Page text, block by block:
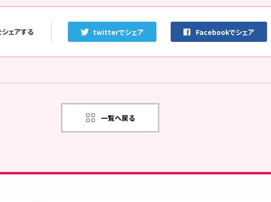
ェアする twitterでシェア Facebookでシェア
一覧へ戻る